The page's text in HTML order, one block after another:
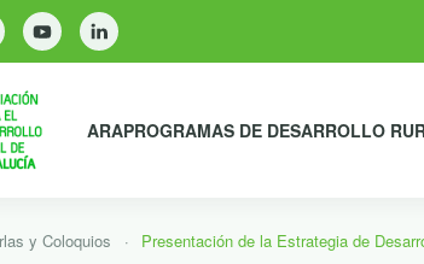
ARAPROGRAMAS DE DESARROLLO
y Coloquios Presentación de la Estrategia de